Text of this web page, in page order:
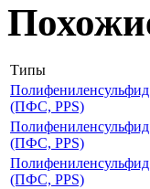
Типы
Полифениленсульфид
(ПФС, PPS)
Полифениленсульфид
(ПФС, PPS)
Полифениленсульфид
(ПФС, PPS)